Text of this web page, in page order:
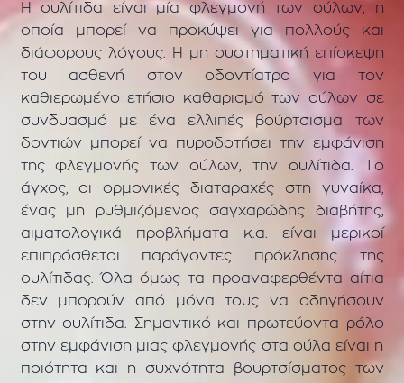
Η ουλίτιδα είναι μία φλεγμονή των ούλων, η
οποία μπορεί να προκύψει για πολλούς και
διάφορους λόγους. Η μη συστηματική επίσκεψη
του ασθενή στον οδοντίατρο για τον
καθιερωμένο ετήσιο καθαρισμό των ούλων σε
συνδυασμό με ένα ελλιπές βούρτσισμα των
δοντιών μπορεί να πυροδοτήσει την εμφάνιση
της φλεγμονής των ούλων, την ουλίτιδα. Το
άγχος, οι ορμονικές διαταραχές στη γυναίκα,
ένας μη ρυθμιζόμενος σαγχαρώδης διαβήτης,
αιματολογικά προβλήματα κ.α. είναι μερικοί
επιπρόσθετοι παράγοντες πρόκλησης της
ουλίτιδας. Όλα όμως τα προαναφερθέντα αίτια
δεν μπορούν από μόνα τους να οδηγήσουν
στην ουλίτιδα. Σημαντικό και πρωτεύοντα ρόλο
στην εμφάνιση μιας φλεγμονής στα ούλα είναι η
ποιότητα και η συχνότητα βουρτσίσματος των